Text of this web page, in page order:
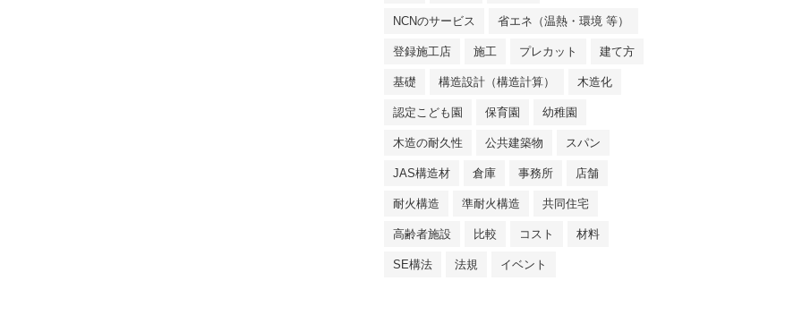
NCNのサービス 省エネ（温熱・環境 等）
登録施工店 施工 プレカット 建て方
基礎 構造設計（構造計算） 木造化
認定こども園 保育園 幼稚園
木造の耐久性 公共建築物 スパン
JAS構造材 倉庫 事務所 店舗
耐火構造 準耐火構造 共同住宅
高齢者施設 比較 コスト 材料
SE構法 法規 イベント